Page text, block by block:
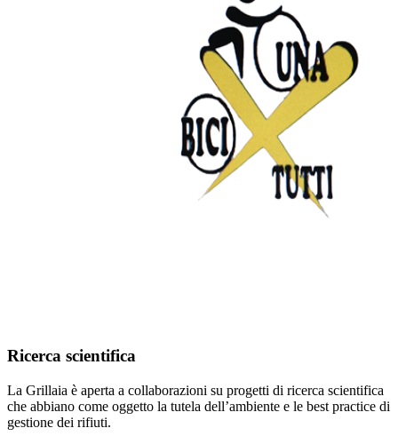
Ricerca scientifica
La Grillaia è aperta a collaborazioni su progetti di ricerca scientifica
che abbiano come oggetto la tutela dell’ambiente e le best practice di
gestione dei rifiuti.